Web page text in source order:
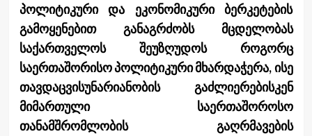
პოლიტიკური და ეკონომიკური ბერკეტების
გამოყენებით განაგრძობს მცდელობას
საქართველოს შეუზღუდოს როგორც
საერთაშორისო პოლიტიკური მხარდაჭერა, ისე
თავდაცვისუნარიანობის გაძლიერებისკენ
მიმართული საერთაშოროსო
თანამშრომლობის გაღრმავების